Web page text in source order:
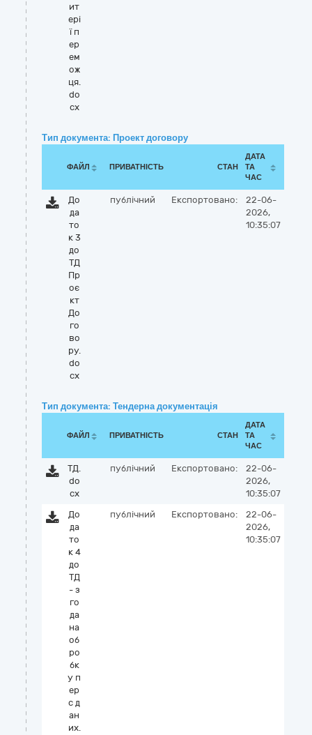
ит
ері
ї п
ер
ем
ож
ця.
do
cx
Тип документа: Проект договору
ФАЙЛ ПРИВАТНІСТЬ СТАН
ДАТА
ТА
ЧАС
До
да
то
к 3
до
ТД
Пр
оє
кт
До
го
во
ру.
do
cx
публічний Експортовано:
22-06-
2026,
10:35:07
Тип документа: Тендерна документація
ФАЙЛ ПРИВАТНІСТЬ СТАН
ДАТА
ТА
ЧАС
ТД.
do
cx
публічний Експортовано:
22-06-
2026,
10:35:07
До
да
то
к 4
до
ТД
- з
го
да
на
об
ро
бк
у п
ер
с д
ан
их.
публічний Експортовано:
22-06-
2026,
10:35:07